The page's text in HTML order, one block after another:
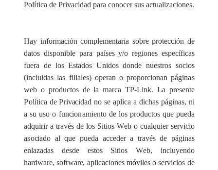
Política de Privacidad para conocer sus actualizaciones.
Hay información complementaria sobreprotección de
datos disponible para países y/o regiones específicas
fuera de losEstados Unidos donde nuestros socios
(incluidas las filiales) operan o proporcionan páginas
web o productos de la marca TP-Link. La presente
Política dePrivacidad no se aplica a dichas páginas, ni
a su uso o funcionamiento de los productos que pueda
adquirir a través de los Sitios Web o cualquier servicio
asociado al que pueda acceder a través de páginas
enlazadas desde estos Sitios Web, incluyendo
hardware, software, aplicaciones móviles o servicios de